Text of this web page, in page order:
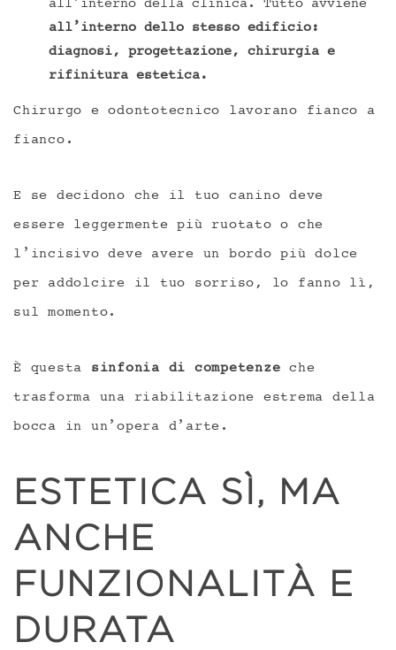
all’interno della clinica. Tutto avviene
all’interno dello stesso edificio:
diagnosi, progettazione, chirurgia e
rifinitura estetica.
Chirurgo e odontotecnico lavorano fianco a
fianco.
E se decidono che il tuo canino deve
essere leggermente più ruotato o che
l’incisivo deve avere un bordo più dolce
per addolcire il tuo sorriso, lo fanno lì,
sul momento.
È questa sinfonia di competenze che
trasforma una riabilitazione estrema della
bocca in un’opera d’arte.
ESTETICA SÌ, MA
ANCHE
FUNZIONALITÀ E
DURATA